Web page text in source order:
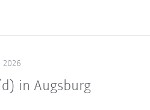
2026
in Augsburg